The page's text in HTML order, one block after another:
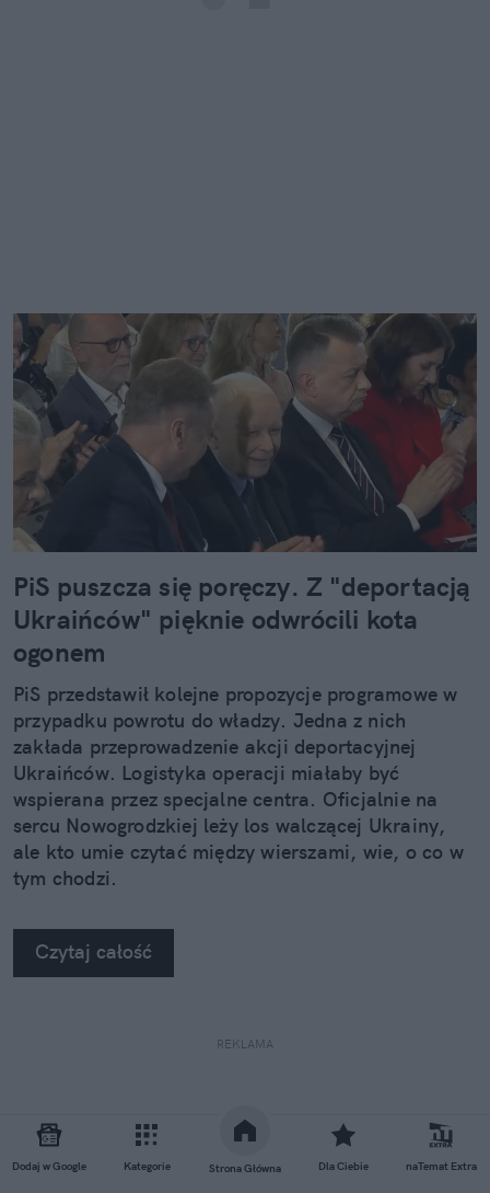
Dodaj w Google Kategorie Strona Główna Dla Ciebie naTemat Extra
PiS puszcza się poręczy. Z "deportacją
Ukraińców" pięknie odwrócili kota
ogonem
PiS przedstawił kolejne propozycje programowe w
przypadku powrotu do władzy. Jedna z nich
zakłada przeprowadzenie akcji deportacyjnej
Ukraińców. Logistyka operacji miałaby być
wspierana przez specjalne centra. Oficjalnie na
sercu Nowogrodzkiej leży los walczącej Ukrainy,
ale kto umie czytać między wierszami, wie, o co w
tym chodzi.
Czytaj całość
REKLAMA